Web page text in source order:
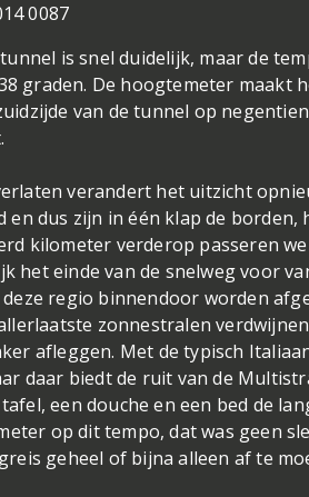
is snel duidelijk, maar de
graden. De hoogtemeter maakt
van de tunnel op
verandert het uitzicht
en dus zijn in één klap de
kilometer verderop passeren
het einde van de snelweg voor
regio binnendoor worden
zonnestralen
afleggen. Met de typisch
daar biedt de ruit van de
een douche en een bed de
op dit tempo, dat was geen
geheel of bijna alleen af te